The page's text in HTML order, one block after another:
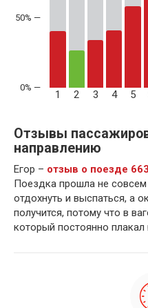
50% —
1 2 3 4 5
Отзывы
направлению
Егор – отзыв о поезде
Поездка прошла не совсем
отдохнуть и выспаться, а
получится, потому что в
который постоянно